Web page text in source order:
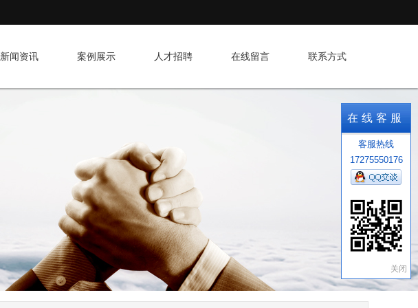
新闻资讯 案例展示 人才招聘 在线留言 联系方式
在线客服
客服热线
17275550176
关闭